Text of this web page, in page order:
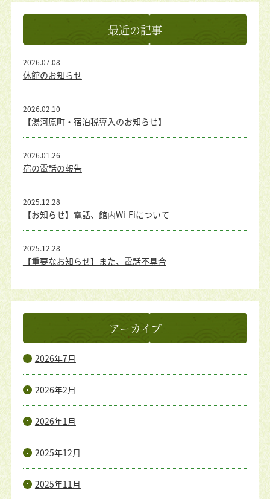
最近の記事
休館のお知らせ
2026.07.08
【湯河原町・宿泊税導入のお知らせ】
2026.02.10
宿の電話の報告
2026.01.26
【お知らせ】電話、館内Wi-Fiについて
2025.12.28
【重要なお知らせ】また、電話不具合
2025.12.28
アーカイブ
2026年7月
2026年2月
2026年1月
2025年12月
2025年11月